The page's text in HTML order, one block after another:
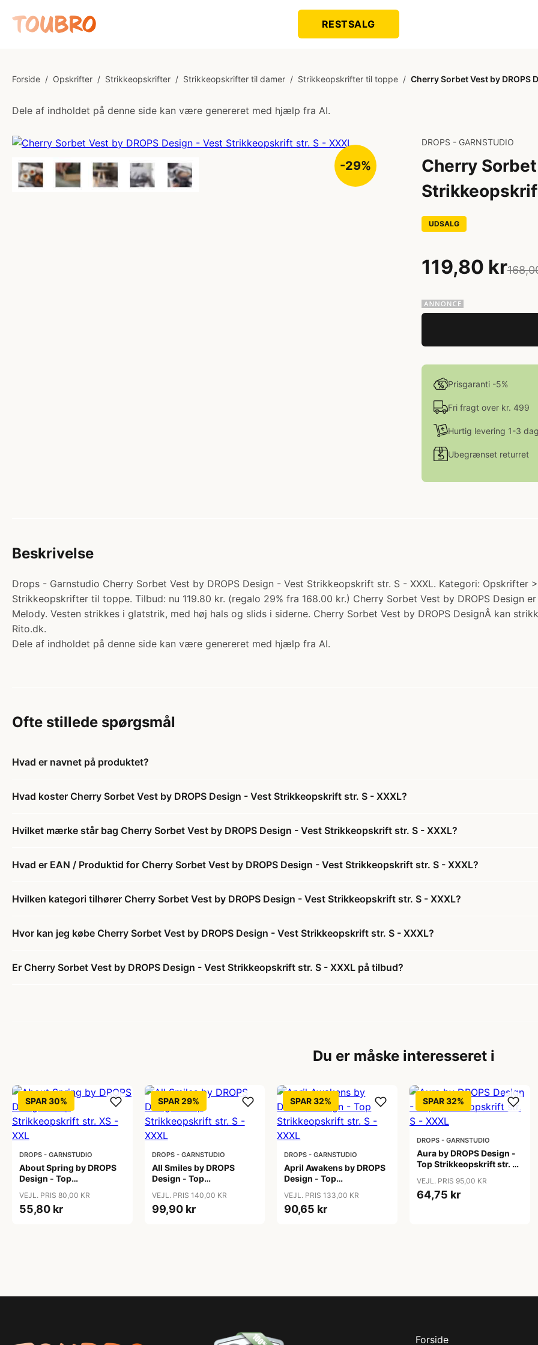
RESTSALG
Forside / Opskrifter / Strikkeopskrifter / Strikkeopskrifter til damer / Strikkeopskrifter til toppe / Cherry Sorbet Vest by DROPS
Dele af indholdet på denne side kan være genereret med hjælp fra AI.
-29%
DROPS - GARNSTUDIO
Cherry
UDSALG
119,80 kr
Prisgaranti -5%
Fri fragt over kr. 499
Hurtig levering 1-3
Ubegrænset returret
Beskrivelse
Drops - Garnstudio Cherry Sorbet Vest by DROPS Design - Vest Strikkeopskrift str. S - XXXL. Kategori:
Strikkeopskrifter til toppe. Tilbud: nu 119.80 kr. (regalo 29% fra 168.00 kr.) Cherry Sorbet Vest by DROPS Design
Melody. Vesten strikkes i glatstrik, med høj hals og slids i siderne. Cherry Sorbet Vest by DROPS DesignÂ kan
Rito.dk.
Dele af indholdet på denne side kan være genereret med hjælp fra AI.
Ofte stillede spørgsmål
Hvad er navnet på produktet?
Hvad koster Cherry Sorbet Vest by DROPS Design - Vest Strikkeopskrift str. S - XXXL?
Hvilket mærke står bag Cherry Sorbet Vest by DROPS Design - Vest Strikkeopskrift str. S - XXXL?
Hvad er EAN / Produktid for Cherry Sorbet Vest by DROPS Design - Vest Strikkeopskrift str. S - XXXL?
Hvilken kategori tilhører Cherry Sorbet Vest by DROPS Design - Vest Strikkeopskrift str. S - XXXL?
Hvor kan jeg købe Cherry Sorbet Vest by DROPS Design - Vest Strikkeopskrift str. S - XXXL?
Er Cherry Sorbet Vest by DROPS Design - Vest Strikkeopskrift str. S - XXXL på tilbud?
Du er måske interesseret i
SPAR 30%
DROPS - GARNSTUDIO
About Spring by DROPS
Design - Top
XXL
VEJL. PRIS 80,00 KR
55,80 kr
SPAR 29%
DROPS - GARNSTUDIO
All Smiles by DROPS
Design - Top
XXXL
VEJL. PRIS 140,00 KR
99,90 kr
SPAR 32%
DROPS - GARNSTUDIO
April Awakens by DROPS
Design - Top
XXXL
VEJL. PRIS 133,00 KR
90,65 kr
SPAR 32%
DROPS - GARNSTUDIO
Aura by DROPS Design -
Top Strikkeopskrift str. S
VEJL. PRIS 95,00 KR
64,75 kr
Forside